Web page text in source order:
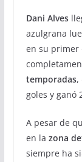
Dani Alves
azulgrana
en su primer
temporadas,
goles y ganó
A pesar de
en la zona
siempre ha